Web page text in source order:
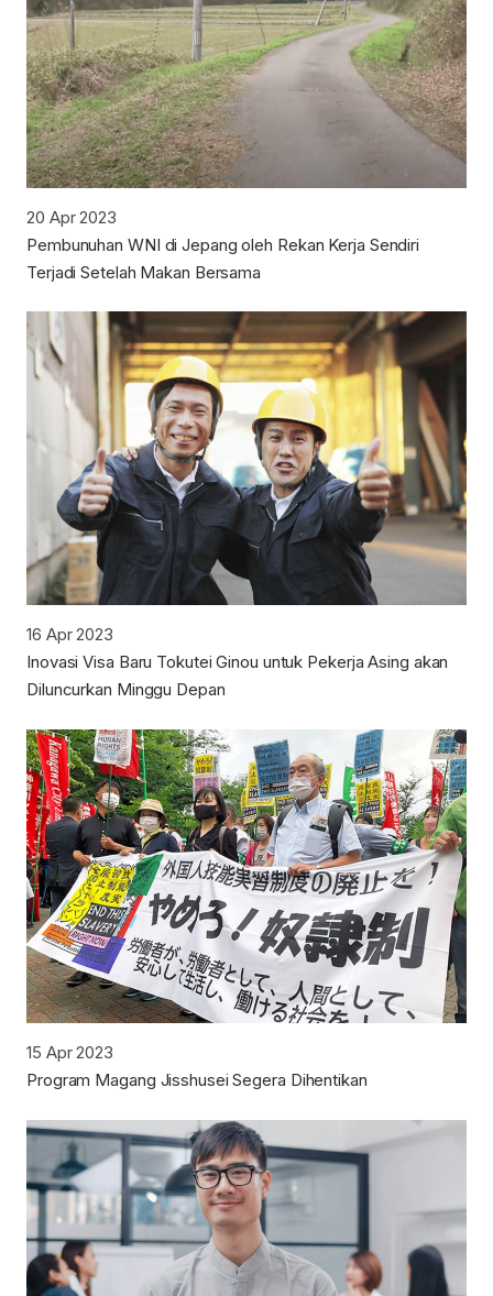
20 Apr 2023
Pembunuhan WNI di Jepang oleh Rekan Kerja Sendiri
Terjadi Setelah Makan Bersama
16 Apr 2023
Inovasi Visa Baru Tokutei Ginou untuk Pekerja Asing akan
Diluncurkan Minggu Depan
15 Apr 2023
Program Magang Jisshusei Segera Dihentikan